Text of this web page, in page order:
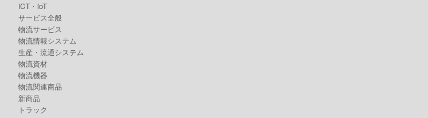
ICT・IoT
サービス全般
物流サービス
物流情報システム
生産・流通システム
物流資材
物流機器
物流関連商品
新商品
トラック